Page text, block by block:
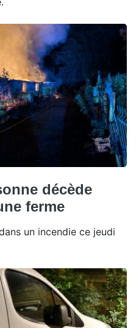
décède
ferme
un incendie ce jeudi